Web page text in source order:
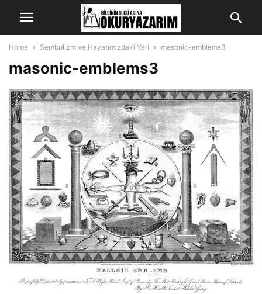
Home Sembolizm ve Hayatımızdaki Yeri masonic-emblems3
masonic-emblems3